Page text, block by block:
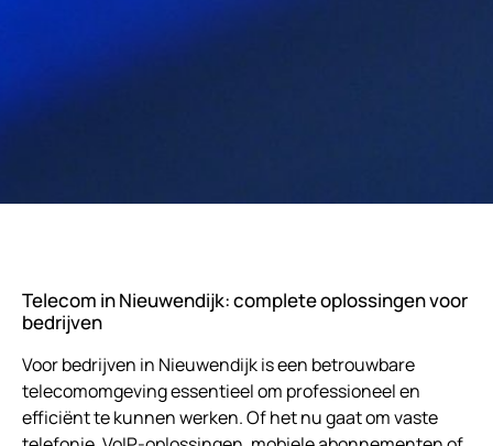
Telecom in Nieuwendijk: complete oplossingen voor
bedrijven
Voor bedrijven in Nieuwendijk is een betrouwbare
telecomomgeving essentieel om professioneel en
efficiënt te kunnen werken. Of het nu gaat om vaste